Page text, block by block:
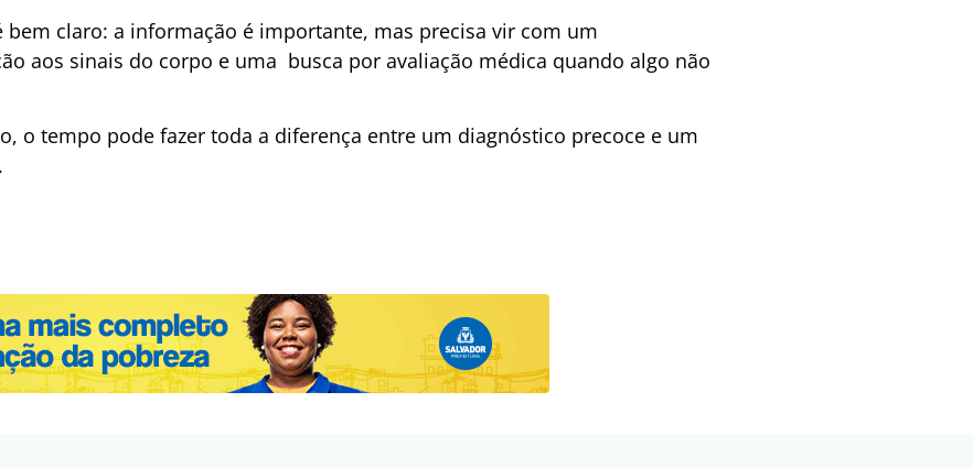
bem claro: a informação é importante, mas precisa vir com um
aos sinais do corpo e uma busca por avaliação médica quando algo não
o tempo pode fazer toda a diferença entre um diagnóstico precoce e um